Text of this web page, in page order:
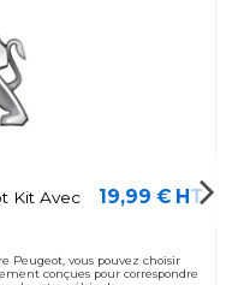
Kit Avec
19,99 € HT
Peugeot, vous pouvez choisir
conçues pour correspondre